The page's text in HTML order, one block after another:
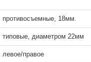
противосъемные, 18мм.
типовые, диаметром 22мм
левое/правое